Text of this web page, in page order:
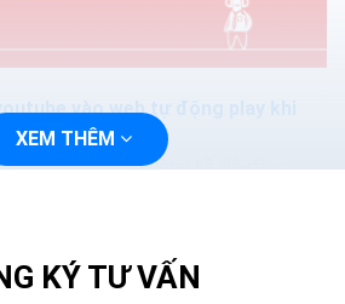
vào web tự động play khi
YouTube về không hề dễ dàng,
XEM THÊM
KÝ TƯ VẤN